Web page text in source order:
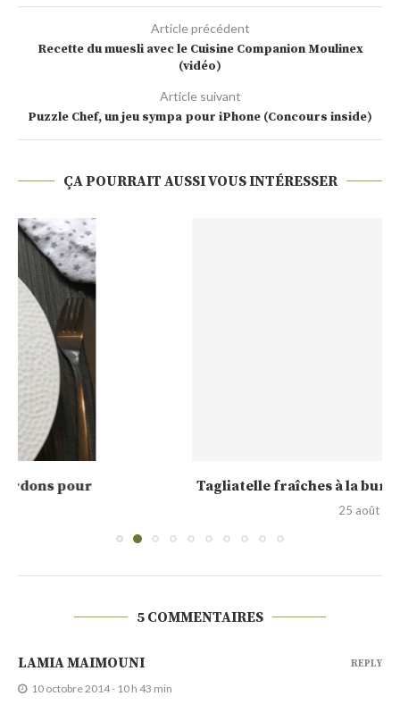
Article précédent
Recette du muesli avec le Cuisine Companion Moulinex
(vidéo)
Article suivant
Puzzle Chef, un jeu sympa pour iPhone (Concours inside)
ÇA POURRAIT AUSSI VOUS INTÉRESSER
Tagliatelle fraîches à la burrata, pecorino AOP et...
5 COMMENTAIRES
LAMIA MAIMOUNI
10 octobre 2014 - 10 h 43 min
REPLY